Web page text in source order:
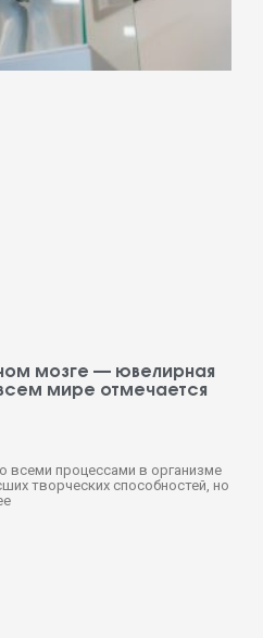
мозге — ювелирная
мире отмечается
всеми процессами в организме
творческих способностей, но